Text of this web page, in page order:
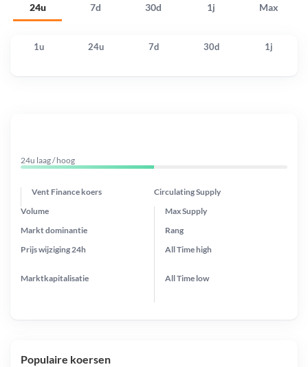
24u 7d 30d 1j Max
1u 24u 7d 30d 1j
24u laag / hoog
Vent Finance koers Circulating Supply
Prijs wijziging 24h
Max Supply
Markt dominantie
Marktkapitalisatie
Volume
Rang
All Timehigh
All Time low
Populaire koersen